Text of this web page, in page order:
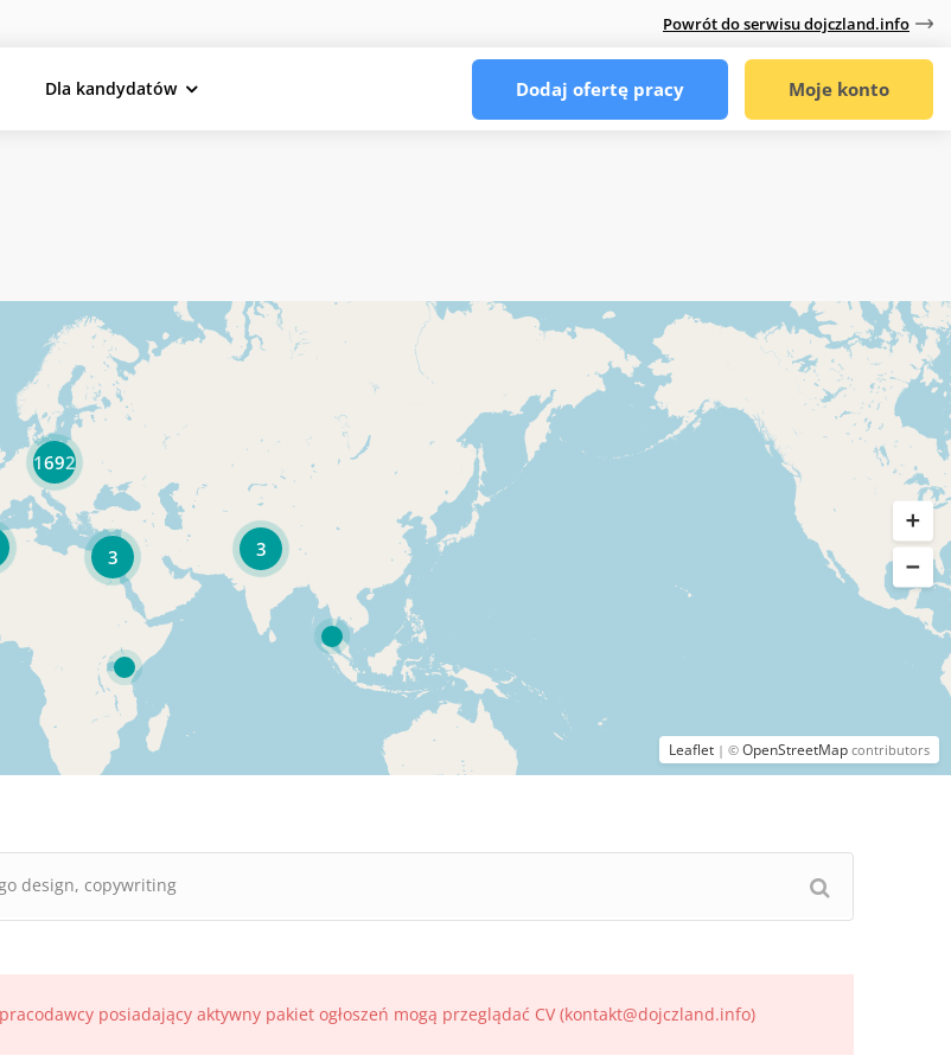
Powrót do serwisu dojczland.info
Dla kandydatów Dodaj ofertę pracy Moje konto
3
3
1692
Leaflet | © OpenStreetMap contributors
posiadający aktywny pakiet ogłoszeń mogą przeglądać CV (kontakt@dojczland.info)